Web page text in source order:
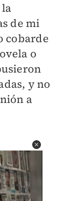
de mi
cobarde
o
y no
a